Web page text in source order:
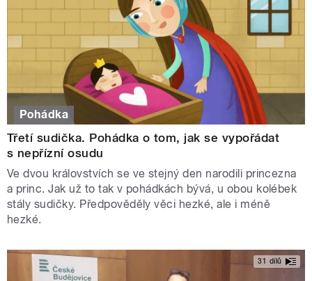
Pohádka
Třetí sudička. Pohádka o tom, jak se vypořádat
s nepřízní osudu
Ve dvou královstvích se ve stejný den narodili princezna
a princ. Jak už to tak v pohádkách bývá, u obou kolébek
stály sudičky. Předpověděly věci hezké, ale i méně
hezké.
31 dílů